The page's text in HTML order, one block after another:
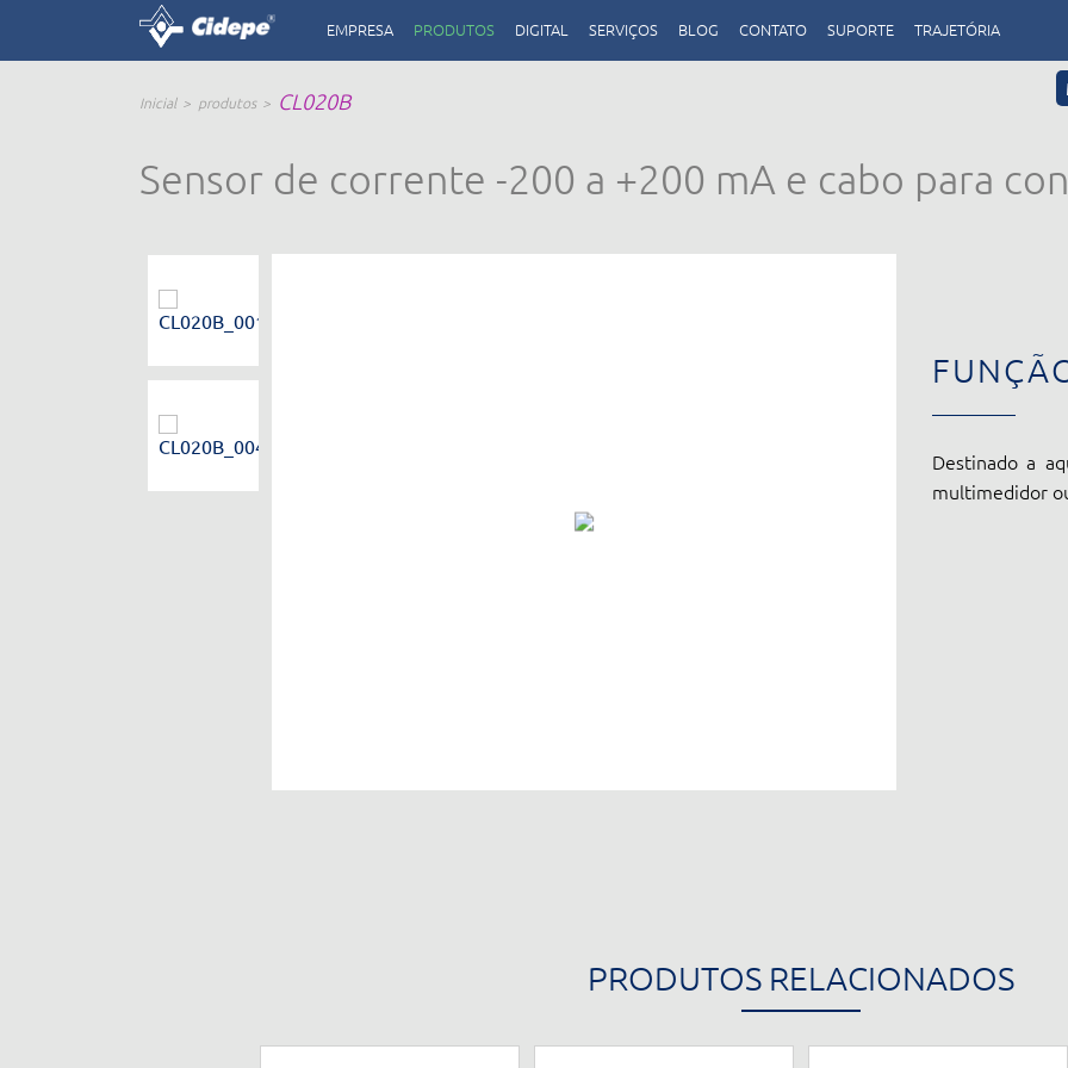
EMPRESA PRODUTOS DIGITAL SERVIÇOS BLOG CONTATO SUPORTE TRAJETÓRIA
Inicial produtos CL020B
Sensor de corrente -200 a +200 mA e cabo para
Destinado a
multimedidor
PRODUTOS RELACIONADOS